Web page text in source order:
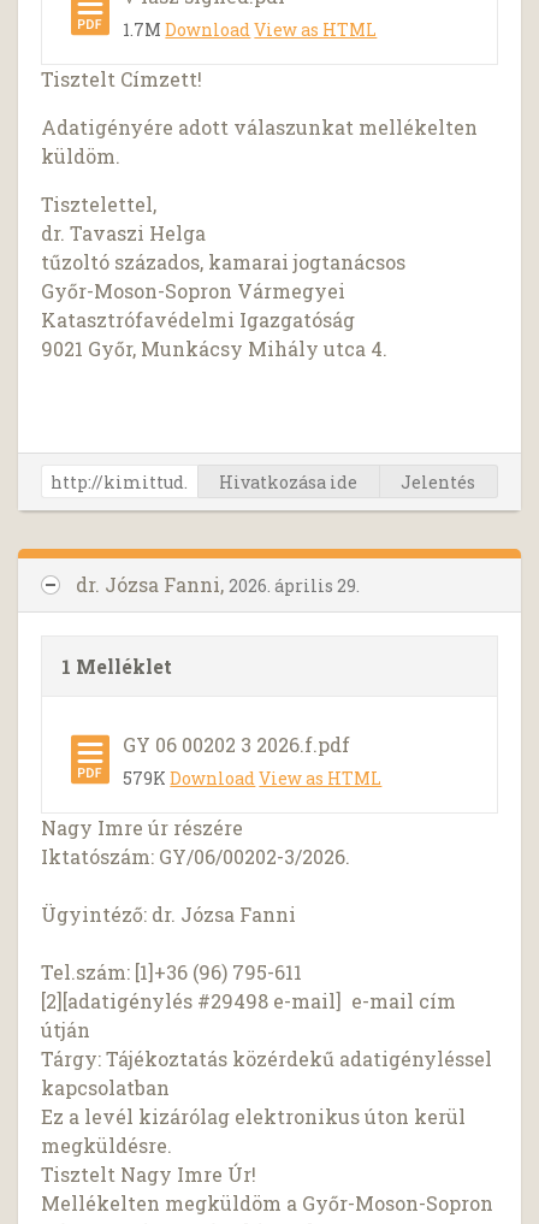
1.7MDownloadView as HTML
Tisztelt Címzett!
Adatigényére adott válaszunkat mellékelten
küldöm.
Tisztelettel,
dr. Tavaszi Helga
tűzoltó százados, kamarai jogtanácsos
Győr-Moson-Sopron Vármegyei
Katasztrófavédelmi Igazgatóság
9021 Győr, Munkácsy Mihály utca 4.
Hivatkozása ide Jelentés
dr. Józsa Fanni, 2026. április 29.
1 Melléklet
GY 06 00202 3 2026.f.pdf
579KDownloadView as HTML
Nagy Imre úr részére
Iktatószám: GY/06/00202-3/2026.
Ügyintéző: dr. Józsa Fanni
Tel.szám: [1]+36 (96) 795-611
[2][adatigénylés #29498 e-mail] e-mail cím
útján
Tárgy: Tájékoztatás közérdekű adatigényléssel
kapcsolatban
Ez a levél kizárólag elektronikus úton kerül
megküldésre.
Tisztelt Nagy Imre Úr!
Mellékelten megküldöm a Győr-Moson-Sopron